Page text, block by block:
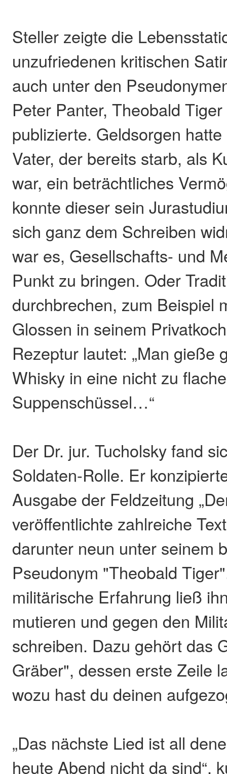
Steller zeigte die
unzufriedenen kritischen
auch unter den
Peter Panter, Theobald
publizierte. Geldsorgen
Vater, der bereits starb, als
war, ein beträchtliches
konnte dieser sein
sich ganz dem Schreiben
war es, Gesellschafts- und
Punkt zu bringen. Oder
durchbrechen, zum Beispiel
Glossen in seinem
Rezeptur lautet: „Man gieße
Whisky in eine nicht zu flache
Suppenschüssel…“
Der Dr. jur. Tucholsky fand
Soldaten-Rolle. Er
Ausgabe der Feldzeitung
veröffentlichte zahlreiche
darunter neun unter seinem
Pseudonym "Theobald
militärische Erfahrung ließ
mutieren und gegen den
schreiben. Dazu gehört das
Gräber", dessen erste Zeile
wozu hast du deinen
„Das nächste Lied ist all
heute Abend nicht da sind“,